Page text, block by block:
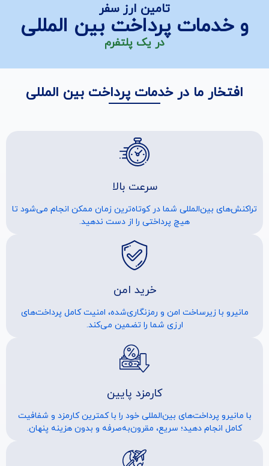
تامین ارز سفر
و خدمات پرداخت بین المللی
در یک پلتفرم
افتخار ما در خدمات پرداخت بین المللی
سرعت بالا
تراکنش‌های بین‌المللی شما در کوتاه‌ترین زمان ممکن انجام می‌شود تا
هیچ پرداختی را از دست ندهید.
خرید امن
مانیرو با زیرساخت امن و رمزنگاری‌شده، امنیت کامل پرداخت‌های
ارزی شما را تضمین می‌کند.
کارمزد پایین
با مانیرو پرداخت‌های بین‌المللی خود را با کمترین کارمزد و شفافیت
کامل انجام دهید؛ سریع، مقرون‌به‌صرفه و بدون هزینه پنهان.